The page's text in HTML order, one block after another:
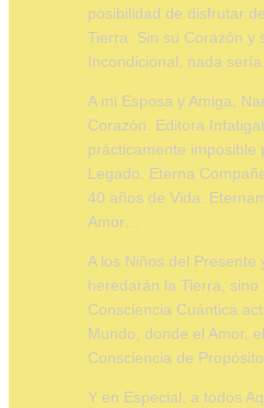
posibilidad de disfrutar
Tierra. Sin su Corazón y
Incondicional, nada
A mi Esposa y Amiga,
Corazón. Editora
prácticamente imposible
Legado. Eterna
40 años de Vida.
Amor…
A los Niños del
heredarán la Tierra,
Consciencia Cuántica
Mundo, donde el Amor,
Consciencia de
Y en Especial, a todos